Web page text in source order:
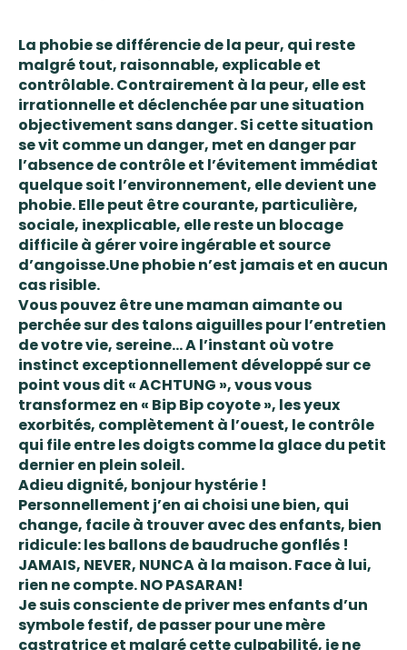
La phobie se différencie de la peur, qui reste
malgré tout, raisonnable, explicable et
contrôlable.Contrairement à la peur, elle est
irrationnelle et déclenchée par une situation
objectivement sans danger. Si cette situation
se vit comme un danger, met en danger par
l’absence de contrôle et l’évitement immédiat
quelque soit l’environnement, elle devient une
phobie.Elle peut être courante, particulière,
sociale, inexplicable, elle reste un blocage
difficile à gérer voire ingérable et source
d’angoisse.Une phobie n’est jamais et en aucun
cas risible.
Vous pouvez être une maman aimante ou
perchée sur des talons aiguilles pour l’entretien
de votre vie, sereine… A l’instant où votre
instinct exceptionnellement développé sur ce
point vous dit « ACHTUNG », vous vous
transformez en « Bip Bip coyote », les yeux
exorbités, complètement à l’ouest, le contrôle
qui file entre les doigts comme la glace du petit
dernier en plein soleil.
Adieu dignité, bonjour hystérie !
Personnellement j’en ai choisi une bien, qui
change, facile à trouver avec des enfants, bien
ridicule: les ballons de baudruche gonflés !
JAMAIS, NEVER, NUNCA à la maison. Face à lui,
rien ne compte. NO PASARAN!
Je suis consciente de priver mes enfants d’un
symbole festif, de passer pour une mère
castratrice et malgré cette culpabilité, je ne